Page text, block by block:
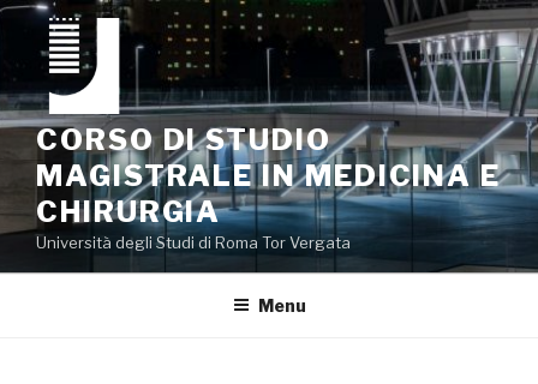
Salta
contenuto
CORSO DI STUDIO
MAGISTRALE IN MEDICINA E
CHIRURGIA
Università degli Studi di Roma Tor Vergata
Menu